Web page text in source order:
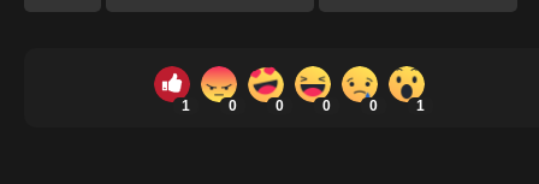
1 0 0 0 0 1